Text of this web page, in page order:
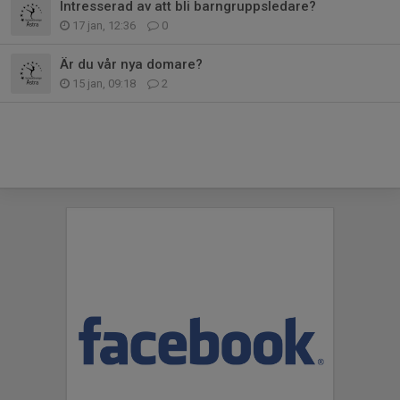
Intresserad av att bli barngruppsledare?
17 jan, 12:36 0
Är du vår nya domare?
15 jan, 09:18 2